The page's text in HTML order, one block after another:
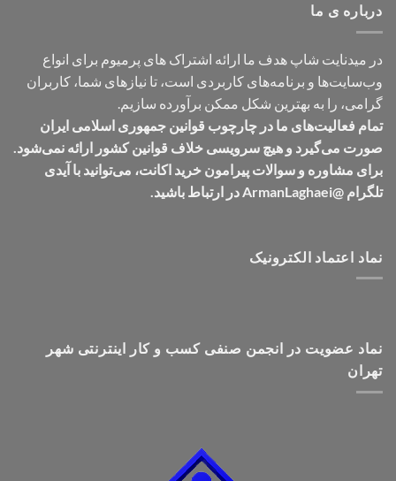
درباره ی ما
در میدنایت شاپ هدف ما ارائه اشتراک های پرمیوم برای انواع
وب‌سایت‌ها و برنامه‌های کاربردی است، تا نیازهای شما، کاربران
گرامی، را به بهترین شکل ممکن برآورده سازیم.
تمام فعالیت‌های ما در چارچوب قوانین جمهوری اسلامی ایران
صورت می‌گیرد و هیچ سرویسی خلاف قوانین کشور ارائه نمی‌شود.
برای مشاوره و سوالات پیرامون خرید اکانت، می‌توانید با آیدی
تلگرام @ArmanLaghaei در ارتباط باشید.
نماد اعتماد الکترونیک
نماد عضویت در انجمن صنفی کسب و کار اینترنتی شهر
تهران